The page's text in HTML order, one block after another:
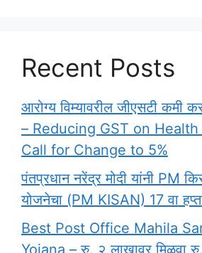
Recent Posts
आरोग्य विम्यावरील जीएसटी कमी
– Reducing GST on
Call for Change to 5%
पंतप्रधान नरेंद्र मोदी यांनी PM
योजनेचा (PM KISAN) 17 वा
Best Post Office Mahila
Yojana – रु. २ लाखावर मिळवा